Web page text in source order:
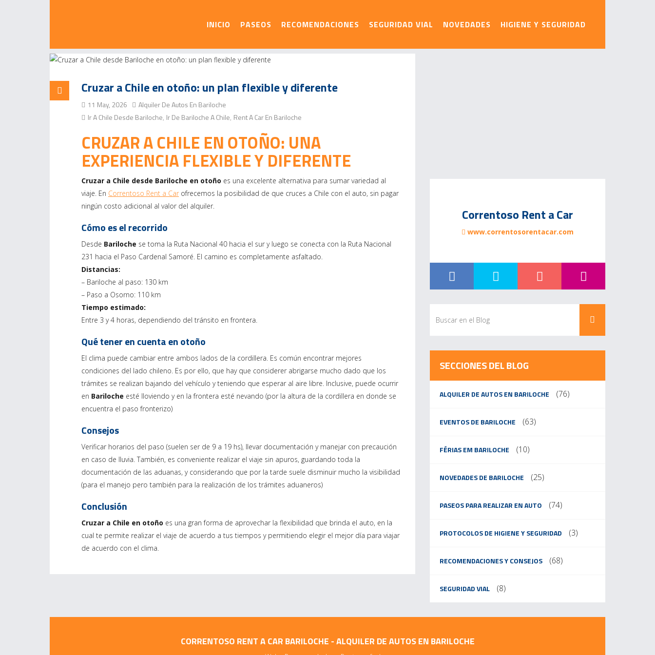
INICIO PASEOS RECOMENDACIONES SEGURIDAD VIAL NOVEDADES HIGIENE Y SEGURIDAD
Cruzar a Chile en otoño: un plan flexible y diferente
11 May, 2026
Alquiler De Autos En Bariloche
Ir A Chile Desde Bariloche, Ir De Bariloche A Chile, Rent A Car En Bariloche
CRUZAR A CHILE EN OTOÑO: UNA
EXPERIENCIA FLEXIBLE Y DIFERENTE
Cruzar a Chile desde Bariloche en otoño es una excelente alternativa para sumar variedad al
viaje. En Correntoso Rent a Car ofrecemos la posibilidad de que cruces a Chile con el auto, sin pagar
ningún costo adicional al valor del alquiler.
Cómo es el recorrido
Desde Bariloche se toma la Ruta Nacional 40 hacia el sur y luego se conecta con la Ruta Nacional
231 hacia el Paso Cardenal Samoré. El camino es completamente asfaltado.
Distancias:
– Bariloche al paso: 130 km
– Paso a Osorno: 110 km
Tiempo estimado:
Entre 3 y 4 horas, dependiendo del tránsito en frontera.
Qué tener en cuenta en otoño
El clima puede cambiar entre ambos lados de la cordillera. Es común encontrar mejores
condiciones del lado chileno. Es por ello, que hay que considerer abrigarse mucho dado que los
trámites se realizan bajando del vehículo y teniendo que esperar al aire libre. Inclusive, puede ocurrir
en Bariloche esté lloviendo y en la frontera esté nevando (por la altura de la cordillera en donde se
encuentra el paso fronterizo)
Consejos
Verificar horarios del paso (suelen ser de 9 a 19 hs), llevar documentación y manejar con precaución
en caso de lluvia. También, es conveniente realizar el viaje sin apuros, guardando toda la
documentación de las aduanas, y considerando que por la tarde suele disminuir mucho la visibilidad
(para el manejo pero también para la realización de los trámites aduaneros)
Conclusión
Cruzar a Chile en otoño es una gran forma de aprovechar la flexibilidad que brinda el auto, en la
cual te permite realizar el viaje de acuerdo a tus tiempos y permitiendo elegir el mejor día para viajar
de acuerdo con el clima.
Correntoso Rent a Car
www.correntosorentacar.com
SECCIONES DEL BLOG
ALQUILER DE AUTOS EN BARILOCHE (76)
EVENTOS DE BARILOCHE (63)
FÉRIAS EM BARILOCHE (10)
NOVEDADES DE BARILOCHE (25)
PASEOS PARA REALIZAR EN AUTO (74)
PROTOCOLOS DE HIGIENE Y SEGURIDAD (3)
RECOMENDACIONES Y CONSEJOS (68)
SEGURIDAD VIAL (8)
CORRENTOSO RENT A CAR BARILOCHE - ALQUILER DE AUTOS EN BARILOCHE